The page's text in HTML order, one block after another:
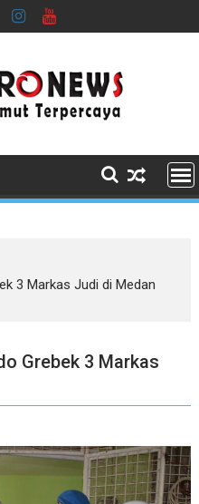
3 Markas Judi di Medan
Grebek 3 Markas